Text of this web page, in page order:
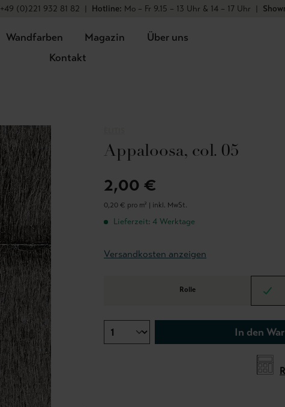
+49 (0)221 932 81 82 | Hotline: Mo – Fr 9.15 – 13 Uhr & 14 – 17 Uhr |
Wandfarben Magazin
Über uns
Kontakt
Appaloosa, col. 05
2,00 €
0,20 € pro m² | inkl. MwSt.
Lieferzeit: 4 Werktage
Versandkosten anzeigen
Rolle
In den